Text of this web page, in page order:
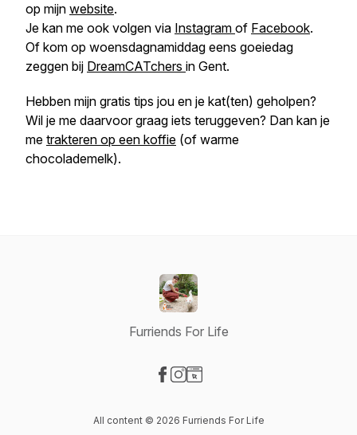
op mijn website.
Je kan me ook volgen via Instagram of Facebook.
Of kom op woensdagnamiddag eens goeiedag
zeggen bij DreamCATchers in Gent.
Hebben mijn gratis tips jou en je kat(ten) geholpen?
Wil je me daarvoor graag iets teruggeven? Dan kan je
me trakteren op een koffie (of warme
chocolademelk).
Furriends For Life
All content © 2026 Furriends For Life